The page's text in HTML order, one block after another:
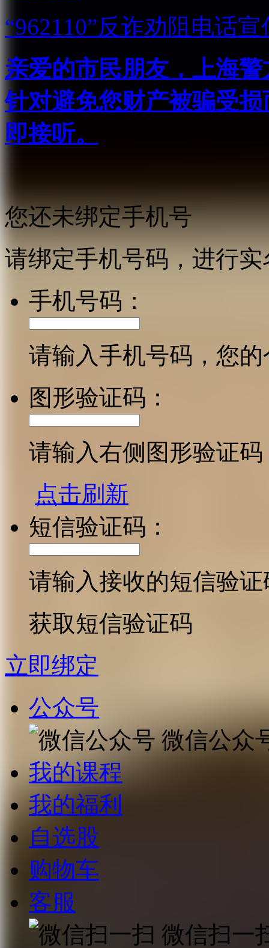
“962110”反诈劝阻电话宣
亲爱的市民朋友，上海
针对避免您财产被骗受
即接听。
您还未绑定手机号
请绑定手机号码，进行
手机号码：
请输入手机号码，您
图形验证码：
请输入右侧图形验证码
点击刷新
短信验证码：
请输入接收的短信验证
获取短信验证码
立即绑定
公众号
微信公众
我的课程
我的福利
自选股
购物车
客服
微信扫一